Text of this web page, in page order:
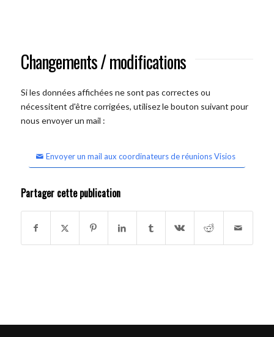
Changements / modifications
Si les données affichées ne sont pas correctes ou
nécessitent d'être corrigées, utilisez le bouton suivant pour
nous envoyer un mail :
Envoyer un mail aux coordinateurs de réunions Visios
Partager cette publication